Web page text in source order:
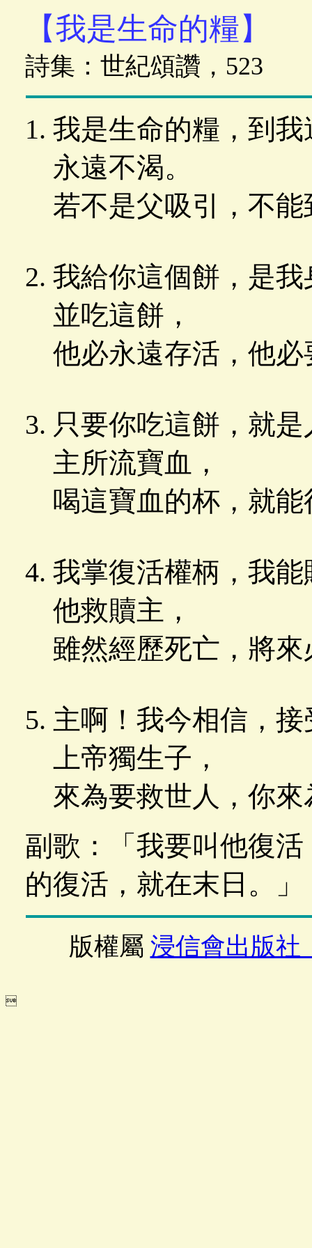
【我是生命的糧】
詩集：世紀頌讚，523
我是生命的糧，到
永遠不渴。
若不是父吸引，不
我給你這個餅，是
並吃這餅，
他必永遠存活，他
只要你吃這餅，就
主所流寶血，
喝這寶血的杯，就
我掌復活權柄，我
他救贖主，
雖然經歷死亡，將
主啊！我今相信，
上帝獨生子，
來為要救世人，你
副歌：「我要叫他復
的復活，就在末日。」
版權屬 浸信會出版社
